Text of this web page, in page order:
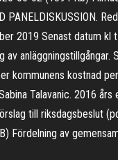
2019 Senast datum
kommunens kostnad
Talavanic. 2016
till riksdagsbeslut
av